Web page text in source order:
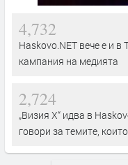
4,732
Haskovo.NET вече е и
кампания на медията
2,724
„Визия Х“ идва в
говори за темите,